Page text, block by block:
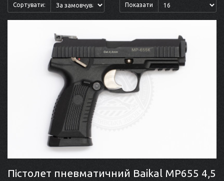
Сортувати: Показати
Пістолет пневматичний Baikal МР655 4,5